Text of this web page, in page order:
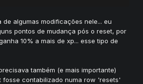
de algumas modificações nele... eu
pontos de mudança pós o reset, por
10% a mais de xp... esse tipo de
também (e mais importante)
fosse contabilizado numa row 'resets'